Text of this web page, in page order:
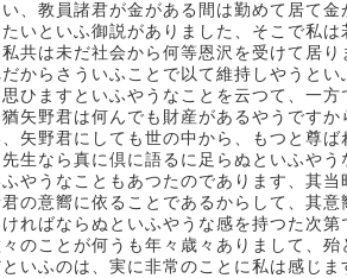
、教員諸君が金がある間は勤めて居て
いといふ御説がありました、そこで私
共は未だ社会から何等恩沢を受けて居
からさういふことで以て維持しやうと
ひますといふやうなことを云つて、一
矢野君は何んでも財産があるやうです
矢野君にしても世の中から、もつと尊
生なら真に倶に語るに足らぬといふや
やうなこともあつたのであります、其
の意嚮に依ることであるからして、其
ればならぬといふやうな感を持つた次
のことが何うも年々歳々ありまして、
いふのは、実に非常のことに私は感じ